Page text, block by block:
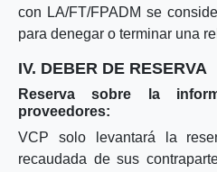
con LA/FT/FPADM se
para denegar o terminar una
IV. DEBER DE RESERVA
Reserva sobre la
proveedores:
VCP solo levantará la
recaudada de sus